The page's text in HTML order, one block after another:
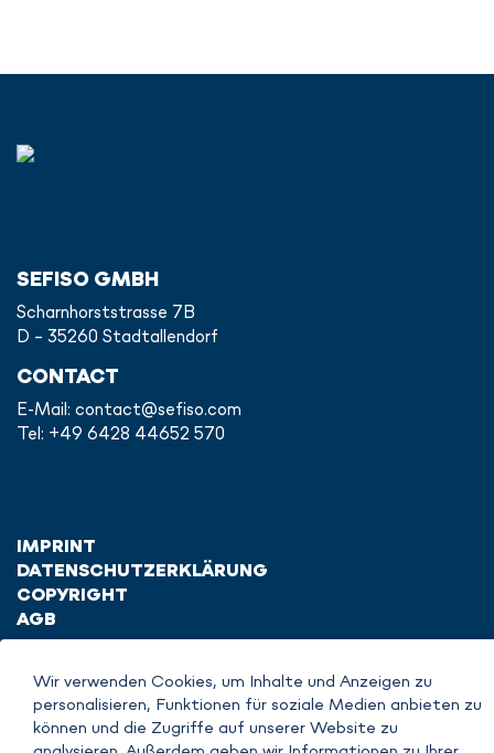
SEFISO GMBH
Scharnhorststrasse 7B
D - 35260 Stadtallendorf
CONTACT
E-Mail: contact@sefiso.com
Tel: +49 6428 44652 570
IMPRINT
DATENSCHUTZERKLÄRUNG
COPYRIGHT
AGB
Wir verwenden Cookies, um Inhalte und Anzeigen zu
personalisieren, Funktionen für soziale Medien anbieten zu
können und die Zugriffe auf unserer Website zu